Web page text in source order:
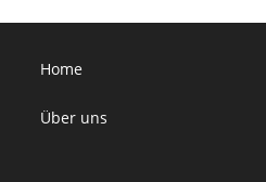
Home
Über uns